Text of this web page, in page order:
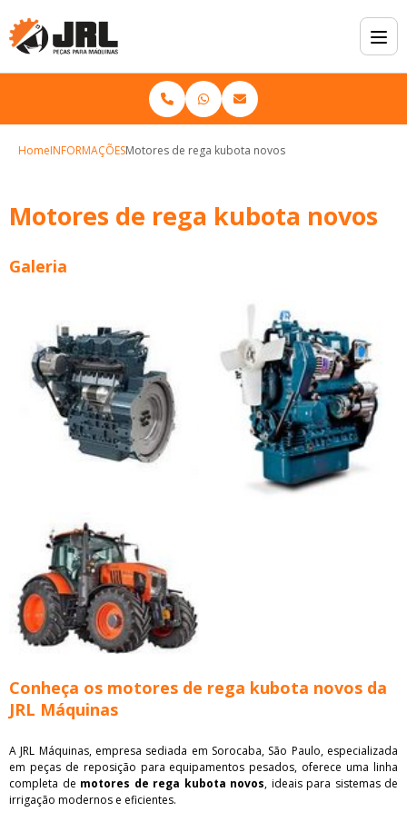
HomeINFORMAÇÕESMotores de rega kubota novos
Motores de rega kubota novos
Galeria
Conheça os motores de rega kubota novos da
JRL Máquinas
A JRL Máquinas, empresa sediada em Sorocaba, São Paulo, especializada
em peças de reposição para equipamentos pesados, oferece uma linha
completa de motores de rega kubota novos, ideais para sistemas de
irrigação modernos e eficientes.